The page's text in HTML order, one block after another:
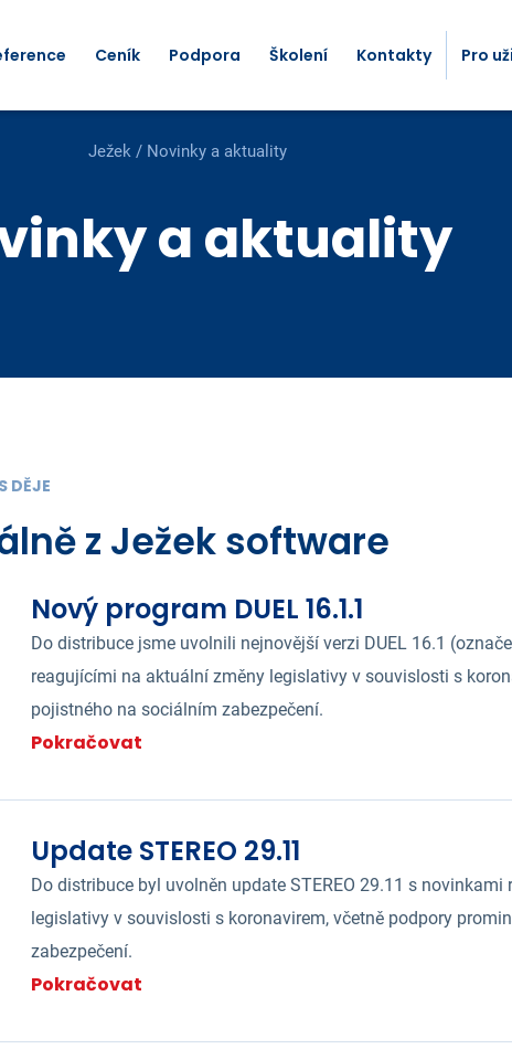
Ceník Podpora Školení Kontakty Pro
Ježek / Novinky a aktuality
a aktuality
DĚJE
z Ježek software
Nový program DUEL 16.1.1
Do distribuce jsme uvolnili nejnovější verzi DUEL 16.1
reagujícími na aktuální změny legislativy v souvislosti s
pojistného na sociálním zabezpečení.
Pokračovat
Update STEREO 29.11
Do distribuce byl uvolněn update STEREO 29.11 s
legislativy v souvislosti s koronavirem, včetně podpory
zabezpečení.
Pokračovat